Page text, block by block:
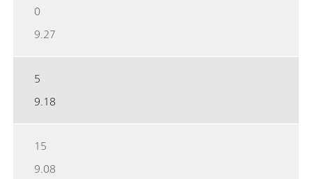
0
9.27
5
9.18
15
9.08